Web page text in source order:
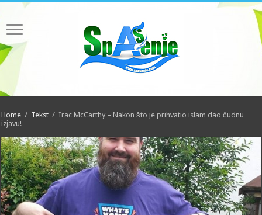
Home / Tekst / Irac McCarthy – Nakon što je prihvatio islam dao čudnu
izjavu!